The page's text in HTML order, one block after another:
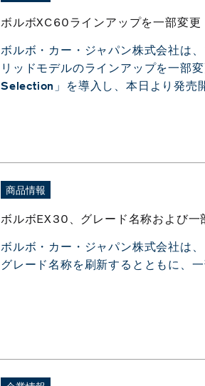
ボルボXC60ラインアップを一部変
ボルボ・カー・ジャパン株式会社は
リッドモデルのラインアップを一部
Selection」を導入し、本日より発売
商品情報
ボルボEX30、グレード名称および一
ボルボ・カー・ジャパン株式会社は
グレード名称を刷新するとともに、